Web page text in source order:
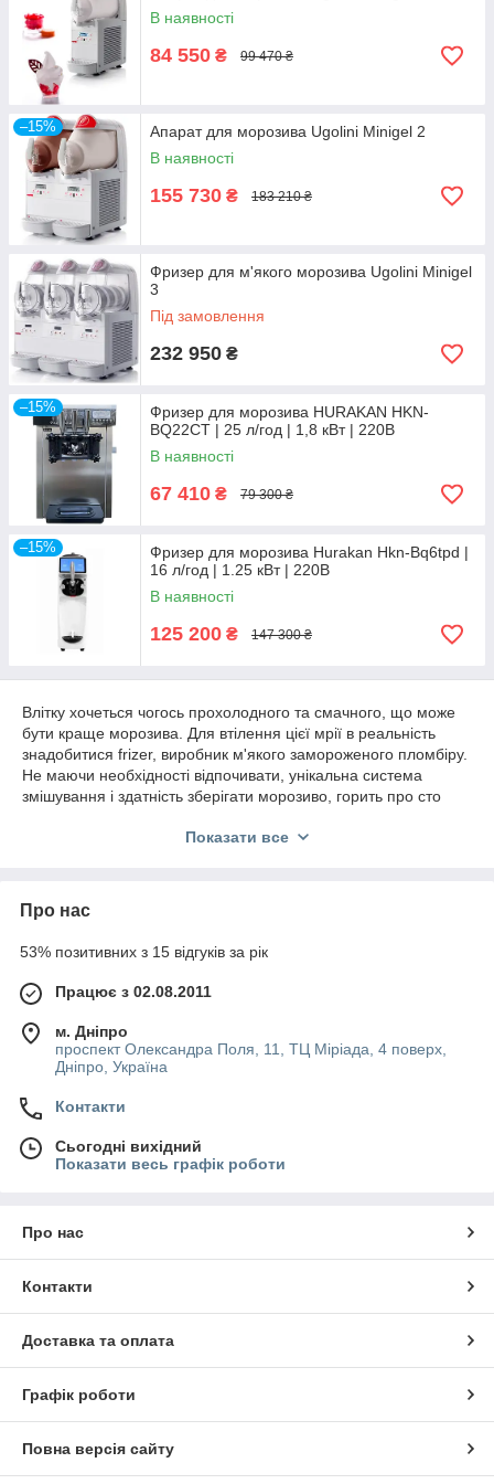
самий оптимальний варіант для малого і середнього фуд-
бізнесу.
У цьому розділі представлені фризери для виробництва
морозива перевірених виробників. Довірте підбір, постачання
та обслуговування цього устаткування нашим фахівцям!
В наявності
84 550 ₴ 99 470 ₴
–15%
Апарат для морозива Ugolini Minigel 2
В наявності
155 730 ₴ 183 210 ₴
Фризер для м'якого морозива Ugolini Minigel
3
Під замовлення
232 950 ₴
–15%
Фризер для морозива HURAKAN HKN-
BQ22CT | 25 л/год | 1,8 кВт | 220В
В наявності
67 410 ₴ 79 300 ₴
–15%
Фризер для морозива Hurakan Hkn-Bq6tpd |
16 л/год | 1.25 кВт | 220В
В наявності
125 200 ₴ 147 300 ₴
Влітку хочеться чогось прохолодного та смачного, що може
бути краще морозива. Для втілення цієї мрії в реальність
знадобитися frizer, виробник м'якого замороженого пломбіру.
Не маючи необхідності відпочивати, унікальна система
змішування і здатність зберігати морозиво, горить про сто
природна стихія апаратів з приготування м'яких пломбирных
Показати все
Про нас
53% позитивних з 15 відгуків за рік
Працює з 02.08.2011
м. Дніпро
проспект Олександра Поля, 11, ТЦ Міріада, 4 поверх,
Дніпро, Україна
Контакти
Сьогодні вихідний
Показати весь графік роботи
Про нас
Контакти
Доставка та оплата
Графік роботи
Повна версія сайту